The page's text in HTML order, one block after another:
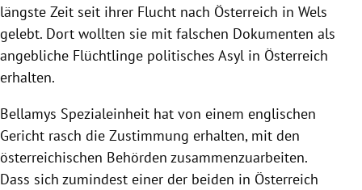
längste Zeit seit ihrer Flucht nach Österreich in Wels
gelebt. Dort wollten sie mit falschen Dokumenten als
angebliche Flüchtlinge politisches Asyl in Österreich
erhalten.
Bellamys Spezialeinheit hat von einem englischen
Gericht rasch die Zustimmung erhalten, mit den
österreichischen Behörden zusammenzuarbeiten.
Dass sich zumindest einer der beiden in Österreich